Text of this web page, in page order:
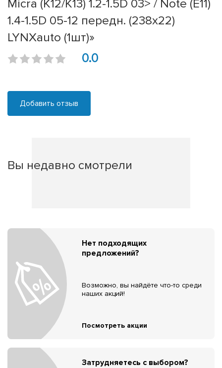
Micra (K12/K13) 1.2-1.5D 03> / Note (E11)
1.4-1.5D 05-12 передн. (238x22)
LYNXauto (1шт)»
0.0
Добавить отзыв
Вы недавно смотрели
Нет подходящих
предложений?
Возможно, вы найдёте что-то среди
наших акций!
Посмотреть акции
Затрудняетесь с выбором?